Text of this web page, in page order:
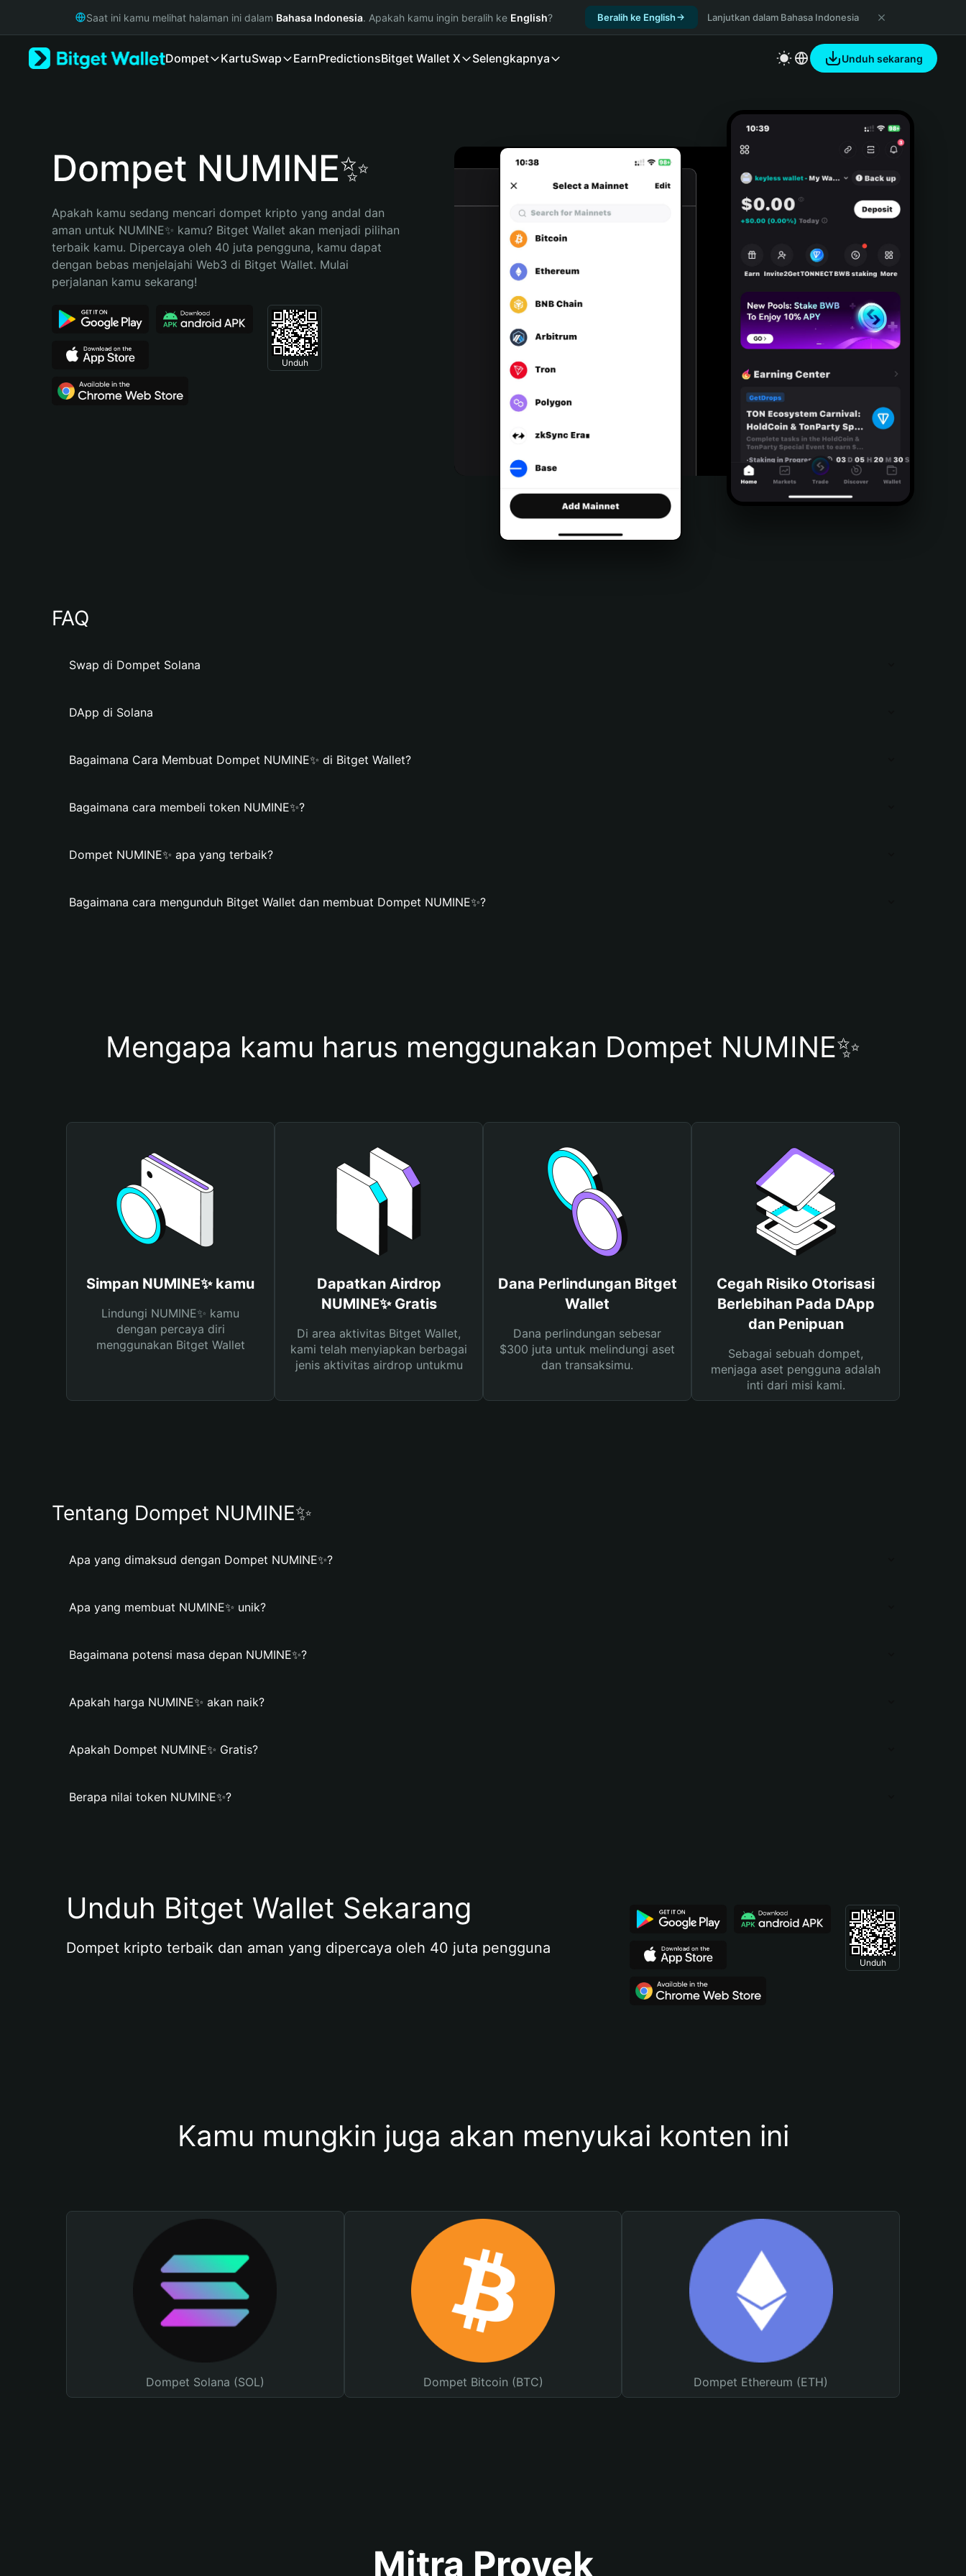
Русский
Bahasa Indonesia
Español (Argentina)
Saat ini kamu melihat halaman ini dalam Bahasa Indonesia. Apakah kamu ingin beralih ke English? Beralih ke English Lanjutkan dalam Bahasa Indonesia
Dompet KartuSwap EarnPredictionsBitget Wallet X Selengkapnya Unduh sekarang
Dompet NUMINE✨
Apakah kamu sedang mencari dompet kripto yang andal dan
aman untuk NUMINE✨ kamu? Bitget Wallet akan menjadi pilihan
terbaik kamu. Dipercaya oleh 40 juta pengguna, kamu dapat
dengan bebas menjelajahi Web3 di Bitget Wallet. Mulai
perjalanan kamu sekarang!
Unduh
FAQ
Swap di Dompet Solana
DApp di Solana
Bagaimana Cara Membuat Dompet NUMINE✨ di Bitget Wallet?
Bagaimana cara membeli token NUMINE✨?
Dompet NUMINE✨ apa yang terbaik?
Bagaimana cara mengunduh Bitget Wallet dan membuat Dompet NUMINE✨?
Mengapa kamu harus menggunakan Dompet NUMINE✨
Simpan NUMINE✨ kamu
Lindungi NUMINE✨ kamu
dengan percaya diri
menggunakan Bitget Wallet
Dapatkan Airdrop
NUMINE✨ Gratis
Di area aktivitas Bitget Wallet,
kami telah menyiapkan berbagai
jenis aktivitas airdrop untukmu
Dana Perlindungan Bitget
Wallet
Dana perlindungan sebesar
$300 juta untuk melindungi aset
dan transaksimu.
Cegah Risiko Otorisasi
Berlebihan Pada DApp
dan Penipuan
Sebagai sebuah dompet,
menjaga aset pengguna adalah
inti dari misi kami.
Tentang Dompet NUMINE✨
Apa yang dimaksud dengan Dompet NUMINE✨?
Apa yang membuat NUMINE✨ unik?
Bagaimana potensi masa depan NUMINE✨?
Apakah harga NUMINE✨ akan naik?
Apakah Dompet NUMINE✨ Gratis?
Berapa nilai token NUMINE✨?
Unduh Bitget Wallet Sekarang
Dompet kripto terbaik dan aman yang dipercaya oleh 40 juta pengguna
Unduh
Kamu mungkin juga akan menyukai konten ini
Dompet Solana (SOL) Dompet Bitcoin (BTC) Dompet Ethereum (ETH)
Mitra Proyek